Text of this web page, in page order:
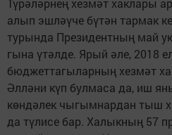
Түрәләрнең хезмәт хаклары
алып эшләүче бүтән тармак
турында Президентның май
гына үтәлде. Ярый әле, 2018
бюджеттагыларның хезмәт
Әлләни күп булмаса да, иш
көндәлек чыгымнардан тыш
да түлисе бар. Халыкның 57